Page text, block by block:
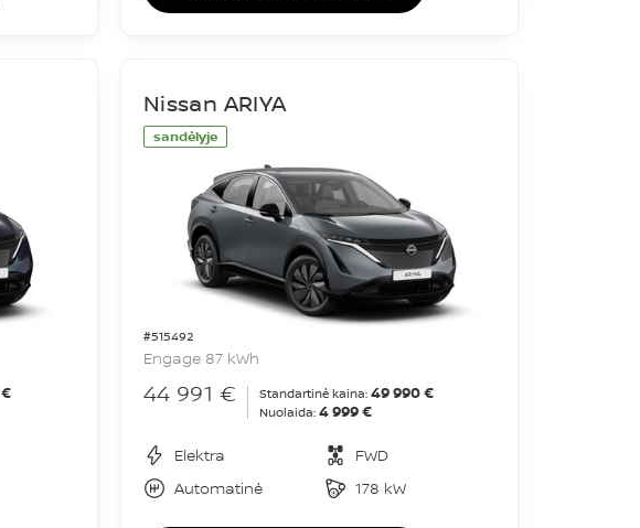
sandėlyje
#515492
Nissan ARIYA
Engage 87 kWh
44 991 € Standartinė kaina: 49 990 €
Nuolaida: 4 999 €
Elektra
FWD
Automatinė
178 kW